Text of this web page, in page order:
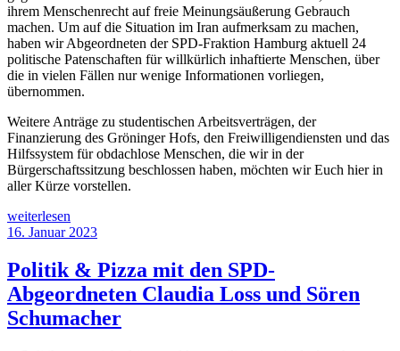
ihrem Menschenrecht auf freie Meinungsäußerung Gebrauch
machen. Um auf die Situation im Iran aufmerksam zu machen,
haben wir Abgeordneten der SPD-Fraktion Hamburg aktuell 24
politische Patenschaften für willkürlich inhaftierte Menschen, über
die in vielen Fällen nur wenige Informationen vorliegen,
übernommen.
Weitere Anträge zu studentischen Arbeitsverträgen, der
Finanzierung des Gröninger Hofs, den Freiwilligendiensten und das
Hilfssystem für obdachlose Menschen, die wir in der
Bürgerschaftssitzung beschlossen haben, möchten wir Euch hier in
aller Kürze vorstellen.
„Bericht
aus
Bürgerschaftssitzung
(18.
Januar
2023)“
weiterlesen
Veröffentlicht
16. Januar 2023
Politik & Pizza mit den SPD-
Abgeordneten Claudia Loss und Sören
Schumacher